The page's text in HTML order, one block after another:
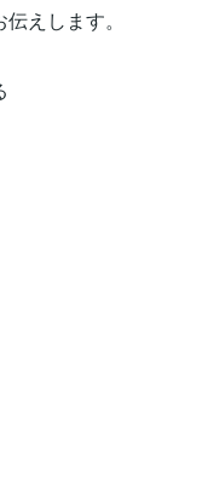
えします。